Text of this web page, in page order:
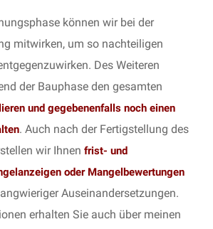
können wir bei der
mitwirken, um so nachteiligen
Des Weiteren
der Bauphase den gesamten
und gegebenenfalls noch einen
. Auch nach der Fertigstellung des
wir Ihnen frist- und
oder Mangelbewertungen
Auseinandersetzungen.
erhalten Sie auch über meinen